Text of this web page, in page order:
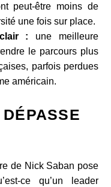
peut-être moins de
une fois sur place.
: une meilleure
le parcours plus
parfois perdues
américain.
de Nick Saban pose
ce qu’un leader